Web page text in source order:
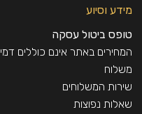
מידע וסיוע
טופס ביטול עסקה
המחירים באתר אינם כוללים דמי
משלוח
שירות המשלוחים
שאלות נפוצות